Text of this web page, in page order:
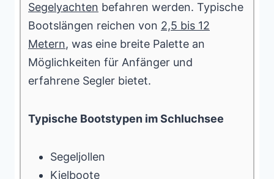
Segelyachten befahren werden. Typische
Bootslängen reichen von 2,5 bis 12
Metern, was eine breite Palette an
Möglichkeiten für Anfänger und
erfahrene Segler bietet.
Typische Bootstypen im Schluchsee
Segeljollen
Kielboote